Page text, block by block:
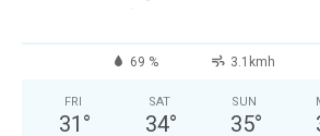
69 % 3.1kmh
FRI
31 °
SAT
34°
SUN
35°